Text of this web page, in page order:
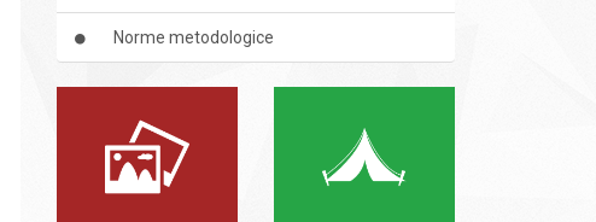
Norme metodologice